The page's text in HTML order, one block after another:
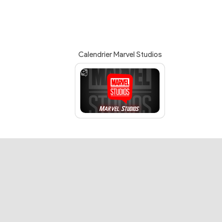
Calendrier Marvel Studios